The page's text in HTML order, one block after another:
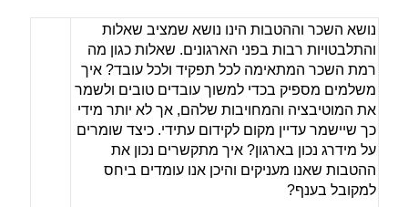
נושא השכר וההטבות הינו נושא שמציב שאלות
והתלבטויות רבות בפני הארגונים. שאלות כגון מה
רמת השכר המתאימה לכל תפקיד ולכל עובד? איך
משלמים מספיק בכדי למשוך עובדים טובים ולשמר
את המוטיבציה והמחויבות שלהם, אך לא יותר מידי
כך שיישמר עדיין מקום לקידום עתידי. כיצד שומרים
על מידרג נכון בארגון? איך מתקשרים נכון את
ההטבות שאנו מעניקים והיכן אנו עומדים ביחס
למקובל בענף?